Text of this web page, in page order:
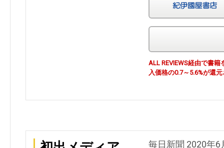
ALL REVIEWS経由で書
入価格の0.7～5.6%が還
毎日新聞 2020年6